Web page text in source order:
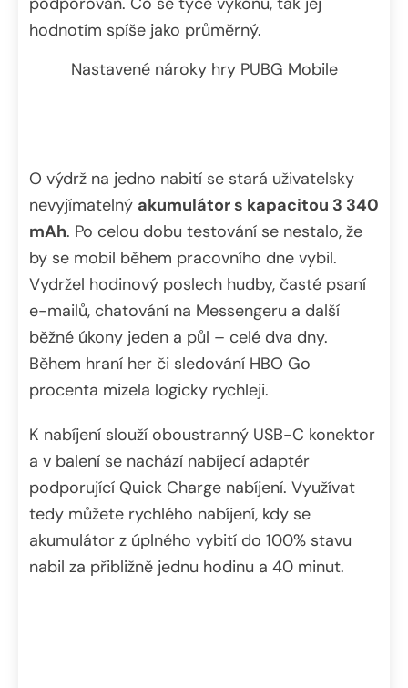
hodnotím spíše jako průměrný.
Nastavené nároky hry PUBG Mobile
O výdrž na jedno nabití se stará uživatelsky
nevyjímatelný akumulátor s kapacitou 3 340
mAh. Po celou dobu testování se nestalo, že
by se mobil během pracovního dne vybil.
Vydržel hodinový poslech hudby, časté psaní
e-mailů, chatování na Messengeru a další
běžné úkony jeden a půl – celé dva dny.
Během hraní her či sledování HBO Go
procenta mizela logicky rychleji.
K nabíjení slouží oboustranný USB-C konektor
a v balení se nachází nabíjecí adaptér
podporující Quick Charge nabíjení. Využívat
tedy můžete rychlého nabíjení, kdy se
akumulátor z úplného vybití do 100% stavu
nabil za přibližně jednu hodinu a 40 minut.